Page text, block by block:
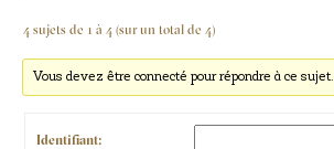
4 sujets de 1 à 4 (sur un total de 4)
Vous devez être connecté pour répondre à ce sujet.
Identifiant: